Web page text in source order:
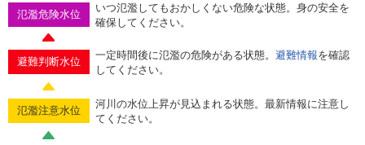
氾濫危険水位
いつ氾濫してもおかしくない危険な状態。身の安全を
確保してください。
避難判断水位
一定時間後に氾濫の危険がある状態。 避難情報を確認
してください。
氾濫注意水位
河川の水位上昇が見込まれる状態。最新情報に注意し
てください。